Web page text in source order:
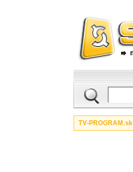
TV-PROGRAM.sk